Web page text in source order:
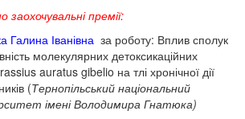
заохочувальні премії:
Іванівна за роботу: Вплив сполук
молекулярних детоксикаційних
auratus gibelio на тлі хронічної дії
(Тернопільський національний
імені Володимира Гнатюка)